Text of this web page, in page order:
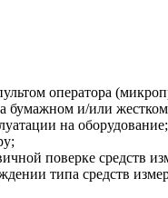
оператора
бумажном и/или
на оборудование;
поверке средств
типа средств